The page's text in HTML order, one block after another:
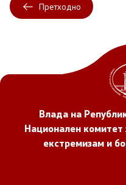
Претходно
Влада на
Национален комитет
екстремизам и